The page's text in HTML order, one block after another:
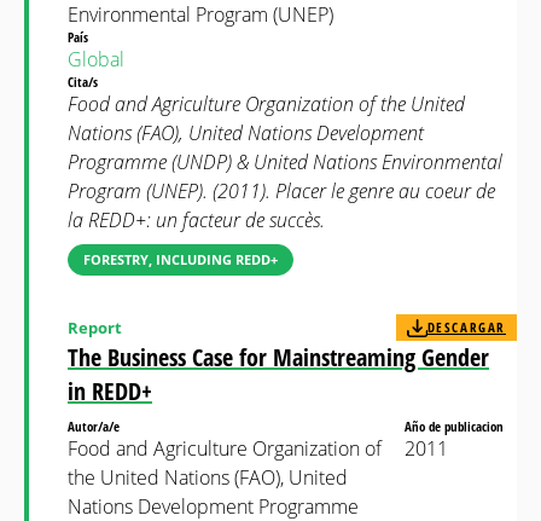
Environmental Program (UNEP)
País
Global
Cita/s
Food and Agriculture Organization of the United
Nations (FAO), United Nations Development
Programme (UNDP) & United Nations Environmental
Program (UNEP). (2011). Placer le genre au coeur de
la REDD+: un facteur de succès.
FORESTRY, INCLUDING REDD+
The Business Case for Mainstreaming Gender
in REDD+
Report DESCARGAR
Autor/a/e
Food and Agriculture Organization of
the United Nations (FAO), United
Nations Development Programme
Año de publicacion
2011